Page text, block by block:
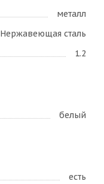
металл
Нержавеющая сталь
1.2
белый
есть